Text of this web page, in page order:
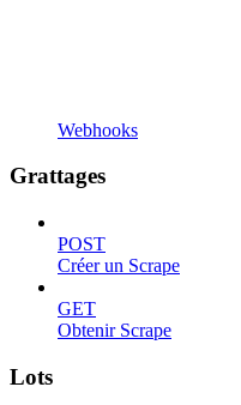
Webhooks
Grattages
POST
Créer un Scrape
GET
Obtenir Scrape
Lots